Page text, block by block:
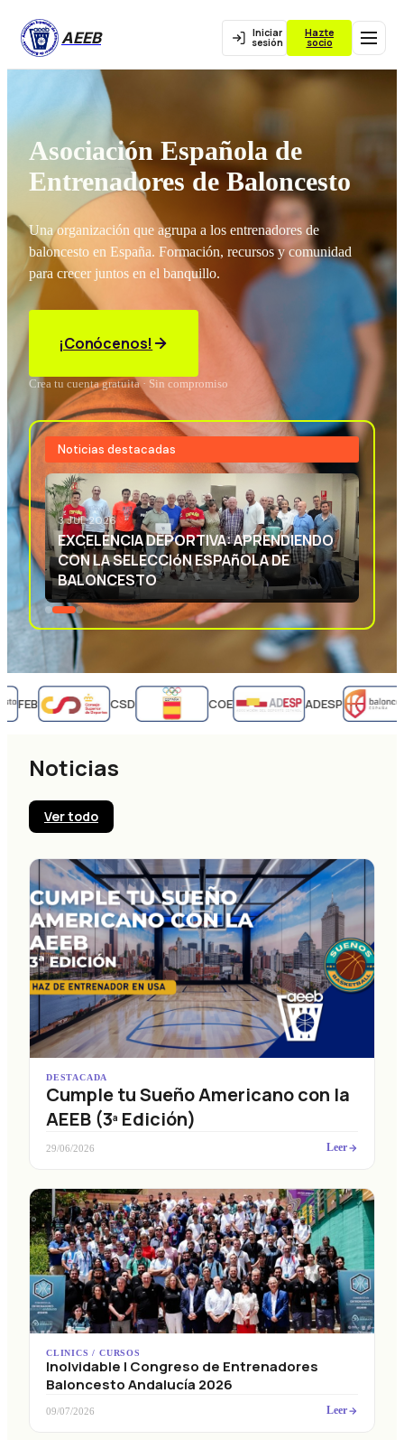
AEEB Iniciar
sesión
Hazte
socio
Asociación Española de
Entrenadores de Baloncesto
Una organización que agrupa a los entrenadores de
baloncesto en España. Formación, recursos y comunidad
para crecer juntos en el banquillo.
¡Conócenos!
Crea tu cuenta gratuita · Sin compromiso
Noticias destacadas
3 JUL 2026
EXCELENCIA DEPORTIVA: APRENDIENDO
CON LA SELECCIóN ESPAñOLA DE
BALONCESTO
FEB CSD COE ADESP
Noticias
Ver todo
DESTACADA
Cumple tu Sueño Americano con la
AEEB (3ª Edición)
29/06/2026 Leer
CLINICS / CURSOS
Inolvidable I Congreso de Entrenadores
Baloncesto Andalucía 2026
09/07/2026 Leer